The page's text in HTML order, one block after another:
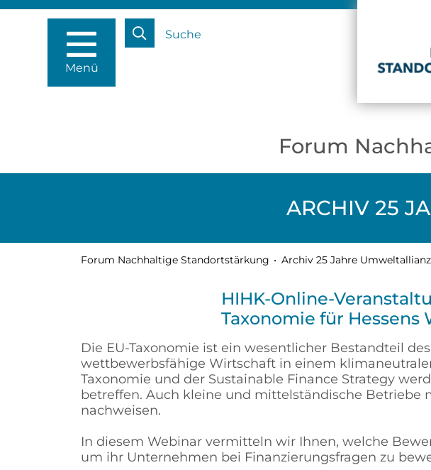
Menü
Suche
Forum
ARCHIV 25
Forum Nachhaltige Standortstärkung • Archiv 25 Jahre Umweltallianz
HIHK-Online-
Taxonomie für Hessens
Die EU-Taxonomie ist ein wesentlicher Bestandteil
wettbewerbsfähige Wirtschaft in einem
Taxonomie und der Sustainable Finance Strategy
betreffen. Auch kleine und mittelständische Betriebe
nachweisen.
In diesem Webinar vermitteln wir Ihnen, welche
um ihr Unternehmen bei Finanzierungsfragen zu